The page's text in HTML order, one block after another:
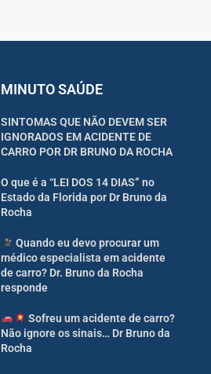
MINUTO SAÚDE
SINTOMAS QUE NÃO DEVEM SER
IGNORADOS EM ACIDENTE DE
CARRO POR DR BRUNO DA ROCHA
O que é a “LEI DOS 14 DIAS” no
Estado da Florida por Dr Bruno da
Rocha
Quando eu devo procurar um
médico especialista em acidente
de carro? Dr. Bruno da Rocha
responde
Sofreu um acidente de carro?
Não ignore os sinais… Dr Bruno da
Rocha